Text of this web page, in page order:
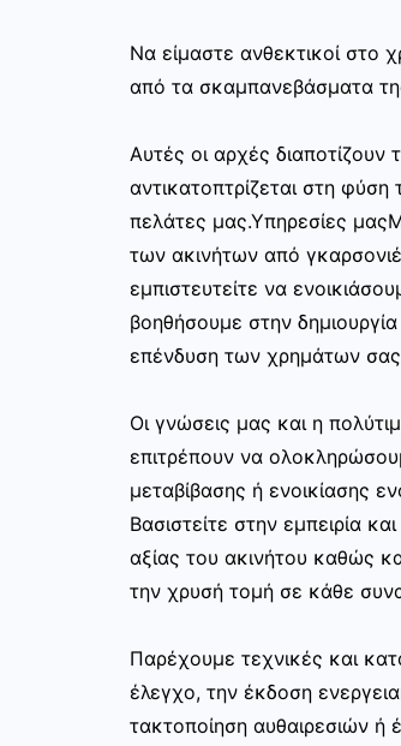
Να είμαστε ανθεκτικοί στο
από τα σκαμπανεβάσματα
Αυτές οι αρχές διαποτίζουν
αντικατοπτρίζεται στη
πελάτες μας.Υπηρεσίες
των ακινήτων από
εμπιστευτείτε να
βοηθήσουμε στην
επένδυση των χρημάτων
Οι γνώσεις μας και η
επιτρέπουν να
μεταβίβασης ή ενοικίασης
Βασιστείτε στην εμπειρία
αξίας του ακινήτου καθώς
την χρυσή τομή σε κάθε
Παρέχουμε τεχνικές και
έλεγχο, την έκδοση
τακτοποίηση αυθαιρεσιών